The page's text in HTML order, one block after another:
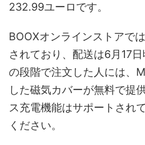
232.99ユーロです。
BOOXオンラインストアで
されており、配送は6月17
の段階で注文した人には、
した磁気カバーが無料で提
ス充電機能はサポートされ
ください。